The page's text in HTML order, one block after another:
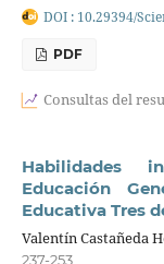
DOI : 10.29394/
PDF
Consultas del
Habilidades
Educación
Educativa Tres
Valentín Castañeda
237-253